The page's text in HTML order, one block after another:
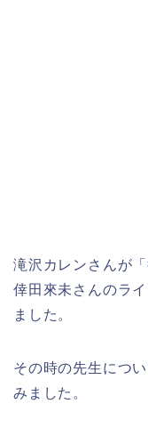
滝沢カレンさんが
倖田來未さんのラ
ました。
その時の先生につ
みました。